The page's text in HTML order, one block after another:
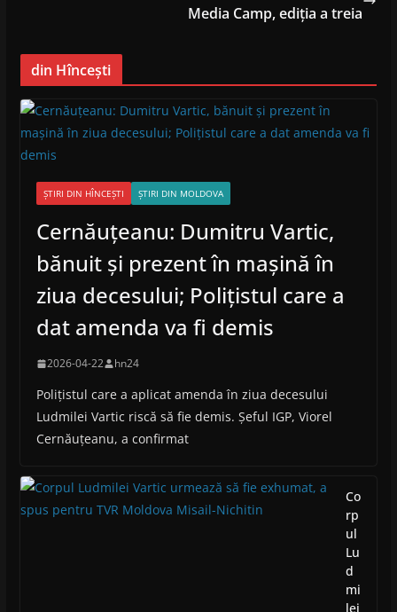
Media Camp, ediția a treia
din Hîncești
ȘTIRI DIN HÎNCEȘTI ȘTIRI DIN MOLDOVA
Cernăuțeanu: Dumitru Vartic,
bănuit și prezent în mașină în
ziua decesului; Polițistul care a
dat amenda va fi demis
2026-04-22 hn24
Polițistul care a aplicat amenda în ziua decesului
Ludmilei Vartic riscă să fie demis. Șeful IGP, Viorel
Cernăuțeanu, a confirmat
Co
rp
ul
Lu
d
mi
lei